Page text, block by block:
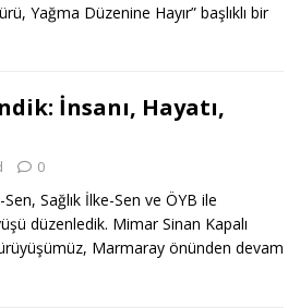
Yağma Düzenine Hayır” başlıklı bir
İnsanı, Hayatı,
0
Sağlık İlke-Sen ve ÖYB ile
düzenledik. Mimar Sinan Kapalı
Marmaray önünden devam